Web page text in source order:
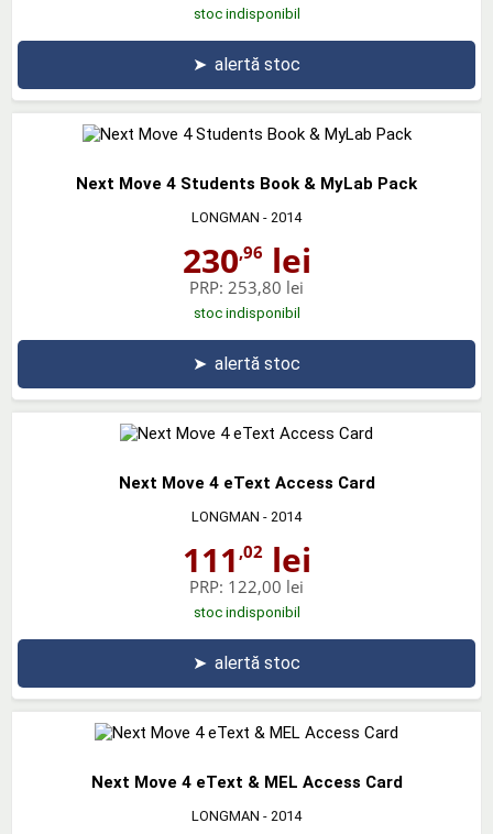
stoc indisponibil
➤ alertă stoc
Next Move 4 Students Book & MyLab Pack
LONGMAN - 2014
230,96 lei
PRP: 253,80 lei
stoc indisponibil
➤ alertă stoc
Next Move 4 eText Access Card
LONGMAN - 2014
111 ,02lei
PRP: 122,00 lei
stoc indisponibil
➤ alertă stoc
Next Move 4 eText & MEL Access Card
LONGMAN - 2014